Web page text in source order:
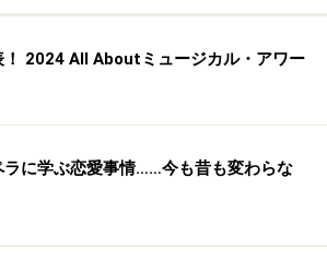
！ 2024 All Aboutミュージカル・アワー
ラに学ぶ恋愛事情……今も昔も変わらな